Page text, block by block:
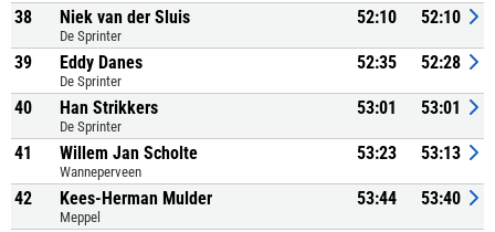
38 Niek van der Sluis
De Sprinter
52:10 52:10
39 Eddy Danes
De Sprinter
52:35 52:28
40 Han Strikkers
De Sprinter
53:01 53:01
41 Willem Jan Scholte
Wanneperveen
53:23 53:13
42 Kees-Herman Mulder
Meppel
53:44 53:40